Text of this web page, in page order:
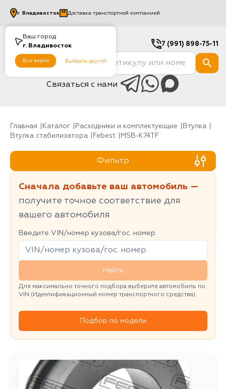
Ваш город
г. Владивосток
Все верно Выбрать другой
г. Владивосток Доставка транспортной компанией
7 (991) 898-75-11
Связаться с нами
Главная Каталог Расходники и комплектующие
Втулка
Втулка стабилизатора
Febest MSB-K74TF
Фильтр
Сначала добавьте ваш автомобиль —
получите точное соответствие для
вашего автомобиля
Введите VIN/номер кузова/гос. номер
Найти
Для максимально точного подбора выберите автомобиль по
VIN (Идентификационный номер транспортного средства).
Подбор по модели